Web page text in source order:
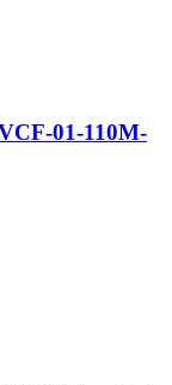
01-110M-